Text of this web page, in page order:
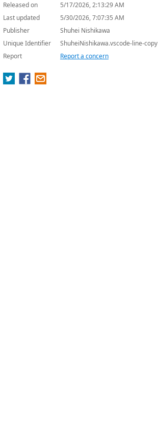
Released on
5/17/2026, 2:13:29 AM
Last updated
5/30/2026, 7:07:35 AM
Publisher
Shuhei Nishikawa
Unique Identifier
ShuheiNishikawa.vscode-line-copy
Report
Report a concern